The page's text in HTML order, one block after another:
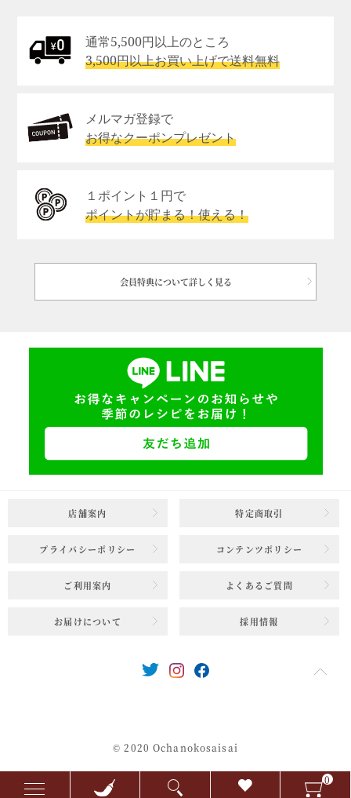
0
通常5,500円以上のところ
3,500円以上お買い上げで送料無料
メルマガ登録で
お得なクーポンプレゼント
１ポイント１円で
ポイントが貯まる！使える！
会員特典について詳しく見る
店舗案内 特定商取引
プライバシーポリシー コンテンツポリシー
ご利用案内 よくあるご質問
お届けについて 採用情報
© 2020 Ochanokosaisai